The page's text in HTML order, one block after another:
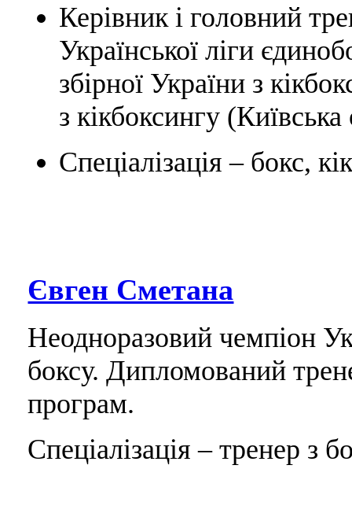
Керівник і головний
Української ліги
збірної України з
з кікбоксингу
Спеціалізація – бокс,
Євген Сметана
Неодноразовий чемпіон
боксу. Дипломований
програм.
Спеціалізація – тренер з